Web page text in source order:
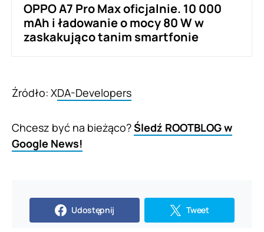
OPPO A7 Pro Max oficjalnie. 10 000
mAh i ładowanie o mocy 80 W w
zaskakująco tanim smartfonie
Źródło: XDA-Developers
Chcesz być na bieżąco?Śledź ROOTBLOG w
Google News!
Udostępnij Tweet